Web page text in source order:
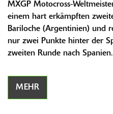
MXGP Motocross-
einem hart erkämpften
Bariloche (Argentinien) und
nur zwei Punkte hinter der
zweiten Runde nach Spanien.
MEHR